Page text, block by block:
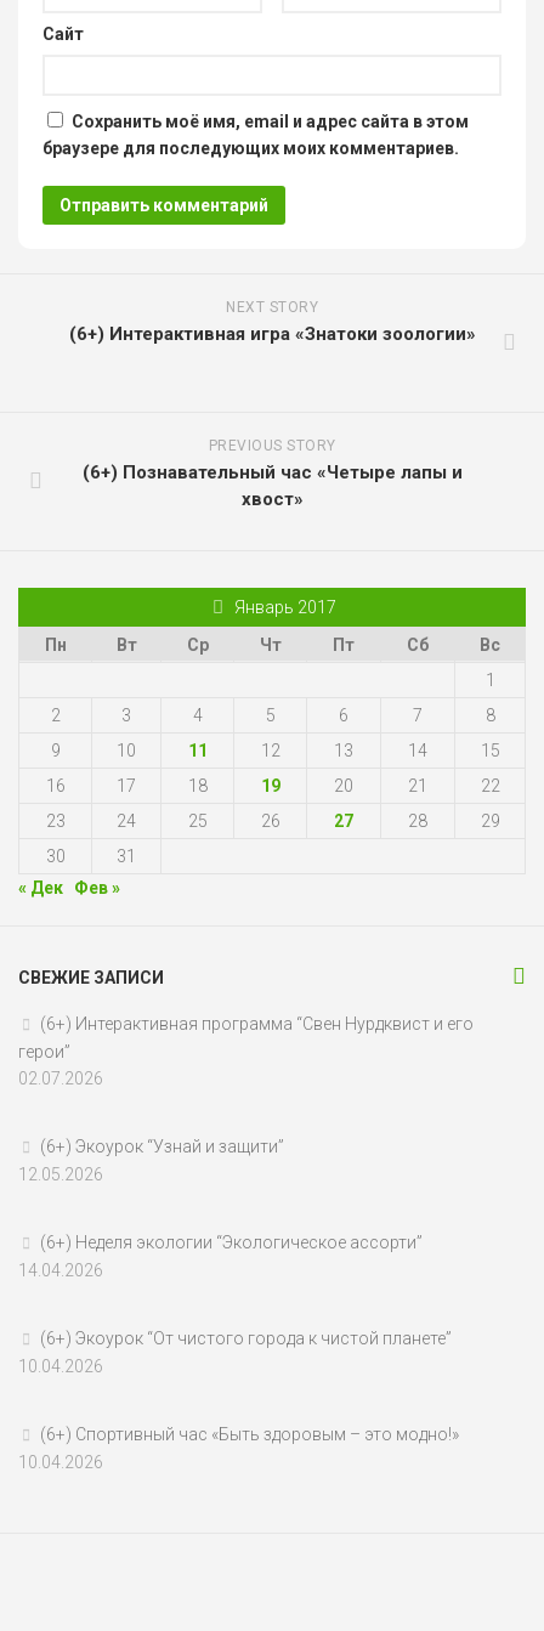
Сайт
Сохранить моё имя, email и адрес сайта в этом
браузере для последующих моих комментариев.
NEXT STORY
(6+) Интерактивная игра «Знатоки зоологии»
PREVIOUS STORY
(6+) Познавательный час «Четыре лапы и
хвост»
Январь 2017
Пн
Вт Ср Чт Пт Сб
Вс
1
2
3 4 5 6 7
8
9
10 11 12 13 14
15
16
17 18 19 20 21
22
23
24 25 26 27 28
29
30
31
« Дек
Фев »
СВЕЖИЕ ЗАПИСИ
(6+) Интерактивная программа “Свен Нурдквист и его
герои”
02.07.2026
(6+) Экоурок “Узнай и защити”
12.05.2026
(6+) Неделя экологии “Экологическое ассорти”
14.04.2026
(6+) Экоурок “От чистого города к чистой планете”
10.04.2026
(6+) Спортивный час «Быть здоровым – это модно!»
10.04.2026